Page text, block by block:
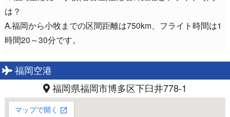
は？
A.福岡から小牧までの区間距離は750km、フライト時間は1
時間20～30分です。
福岡空港
福岡県福岡市博多区下臼井778-1